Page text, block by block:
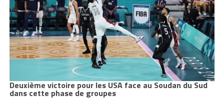
Deuxième victoire pour les USA face au Soudan du Sud
dans cette phase de groupes